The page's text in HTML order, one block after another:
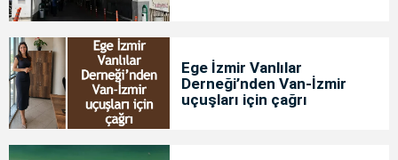
Ege İzmir Vanlılar
Derneği’nden Van-İzmir
uçuşları için çağrı